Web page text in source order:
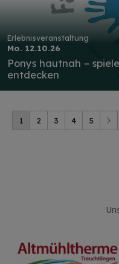
Erlebnisveranstaltung
Mo. 12.10.26
Ponys hautnah –
entdecken
1 2 3 4 5
Wir suchen dich
du Lust das
Schlossweihnacht
Lächeln ins
Herzlichkeit
gerne bei uns!...